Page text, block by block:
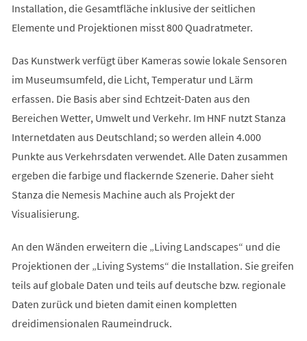
Installation, die Gesamtfläche inklusive der seitlichen
Elemente und Projektionen misst 800 Quadratmeter.
Das Kunstwerk verfügt über Kameras sowie lokale Sensoren
im Museumsumfeld, die Licht, Temperatur und Lärm
erfassen. Die Basis aber sind Echtzeit-Daten aus den
Bereichen Wetter, Umwelt und Verkehr. Im HNF nutzt Stanza
Internetdaten aus Deutschland; so werden allein 4.000
Punkte aus Verkehrsdaten verwendet. Alle Daten zusammen
ergeben die farbige und flackernde Szenerie. Daher sieht
Stanza die Nemesis Machine auch als Projekt der
Visualisierung.
An den Wänden erweitern die „Living Landscapes“ und die
Projektionen der „Living Systems“ die Installation. Sie greifen
teils auf globale Daten und teils auf deutsche bzw. regionale
Daten zurück und bieten damit einen kompletten
dreidimensionalen Raumeindruck.